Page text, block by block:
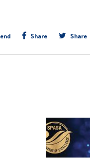
Share Share